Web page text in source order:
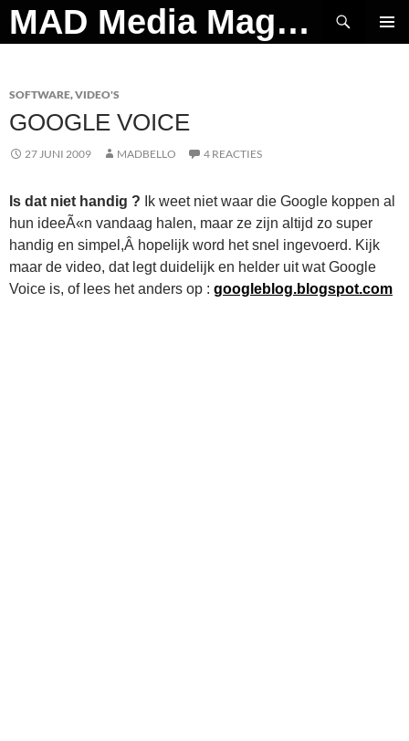
Ga
naar
MAD Media Magazine
Zoeken
SOFTWARE,VIDEO'S
GOOGLE VOICE
27 JUNI 2009 MADBELLO 4 REACTIES
Is dat niet handig ? Ik weet niet waar die Google koppen al
hun ideeÃ«n vandaag halen, maar ze zijn altijd zo super
handig en simpel,Â hopelijk word het snel ingevoerd. Kijk
maar de video, dat legt duidelijk en helder uit wat Google
Voice is, of lees het anders op : googleblog.blogspot.com